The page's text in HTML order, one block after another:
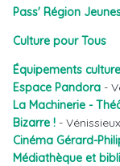
Pass' Région
Culture pour Tous
Équipements
Espace Pandora -
La Machinerie -
Bizarre ! - Vénissieux
Cinéma Gérard-
Médiathèque et